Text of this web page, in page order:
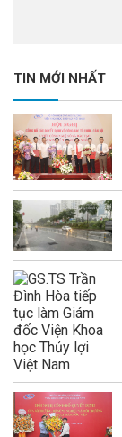
TIN MỚI NHẤT